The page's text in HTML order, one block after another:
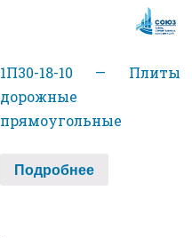
1П30-18-10 — Плиты
дорожные
прямоугольные
Подробнее